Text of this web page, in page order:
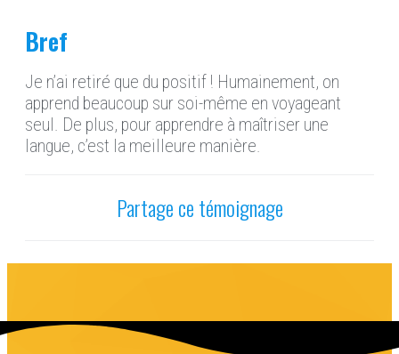
Bref
Je n’ai retiré que du positif ! Humainement, on
apprend beaucoup sur soi-même en voyageant
seul. De plus, pour apprendre à maîtriser une
langue, c’est la meilleure manière.
Partage ce témoignage